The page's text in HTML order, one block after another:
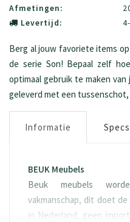
Afmetingen:
Levertijd:
Berg al jouw favoriete items
de serie Son! Bepaal zelf
optimaal gebruik te maken
geleverd met een tussenschot,
Informatie Specs
BEUK Meubels
Beuk meubels
vakmanschap, dit doet de
in Nederland, geen